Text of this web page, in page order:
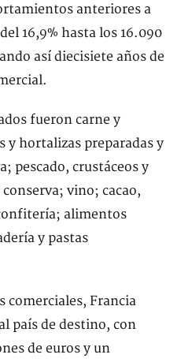
anteriores a
16,9% hasta los 16.090
así diecisiete años de
fueron carne y
y hortalizas preparadas y
pescado, crustáceos y
vino; cacao,
alimentos
y pastas
comerciales, Francia
país de destino, con
de euros y un